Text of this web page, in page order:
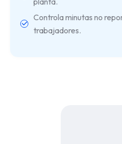
Controla minutas no
trabajadores.